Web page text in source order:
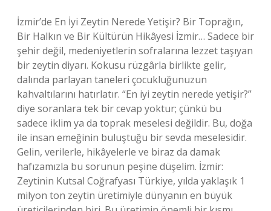
İzmir’de En İyi Zeytin Nerede Yetişir? Bir Toprağın,
Bir Halkın ve Bir Kültürün Hikâyesi İzmir… Sadece bir
şehir değil, medeniyetlerin sofralarına lezzet taşıyan
bir zeytin diyarı. Kokusu rüzgârla birlikte gelir,
dalında parlayan taneleri çocukluğunuzun
kahvaltılarını hatırlatır. “En iyi zeytin nerede yetişir?”
diye soranlara tek bir cevap yoktur; çünkü bu
sadece iklim ya da toprak meselesi değildir. Bu, doğa
ile insan emeğinin buluştuğu bir sevda meselesidir.
Gelin, verilerle, hikâyelerle ve biraz da damak
hafızamızla bu sorunun peşine düşelim. İzmir:
Zeytinin Kutsal Coğrafyası Türkiye, yılda yaklaşık 1
milyon ton zeytin üretimiyle dünyanın en büyük